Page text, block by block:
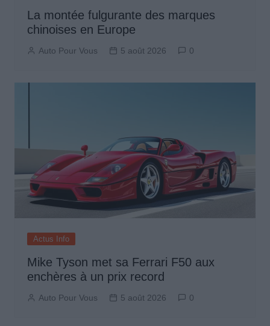
La montée fulgurante des marques
chinoises en Europe
Auto Pour Vous 5 août 2026 0
Actus Info
Mike Tyson met sa Ferrari F50 aux
enchères à un prix record
Auto Pour Vous 5 août 2026 0